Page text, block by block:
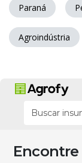
Paraná
Agroindústria